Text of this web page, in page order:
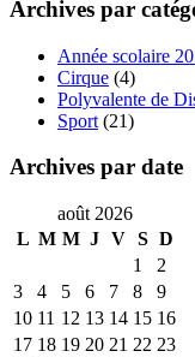
Archives par
Année scolaire
Cirque (4)
Polyvalente de
Sport (21)
Archives par date
août 2026
L M M J V S D
1
2
3
4 5 6 7 8
9
10 11 12 13 14 15 16
17 18 19 20 21 22 23